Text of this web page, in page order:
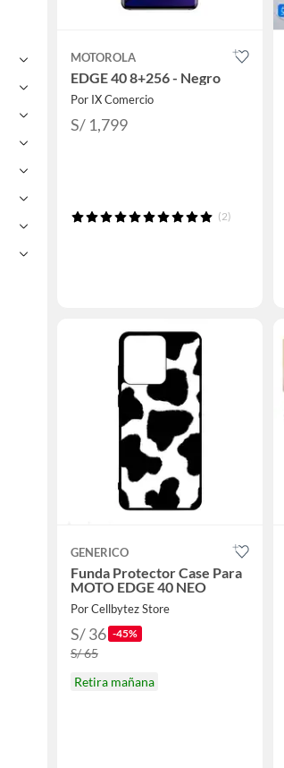
MOTOROLA
EDGE 40 8+256 - Negro
Por IX Comercio
S/ 1,799
(2)
GENERICO
Funda Protector Case Para
MOTO EDGE 40 NEO
Por Cellbytez Store
S/ 36 -45%
S/ 65
Retira mañana